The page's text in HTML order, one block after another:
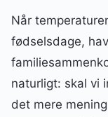
Når
fødselsdage,
naturligt: skal vi
det mere